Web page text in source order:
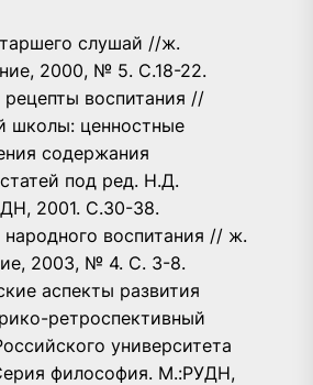
слушай //ж.
2000, № 5. С.18-22.
воспитания //
школы: ценностные
содержания
под ред. Н.Д.
2001. С.30-38.
воспитания // ж.
2003, № 4. С. 3-8.
аспекты развития
ретроспективный
университета
философия. М.:РУДН,